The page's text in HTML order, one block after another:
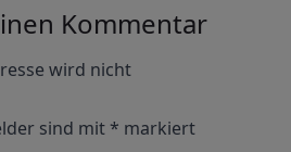
Kommentar
wird nicht
sind mit * markiert